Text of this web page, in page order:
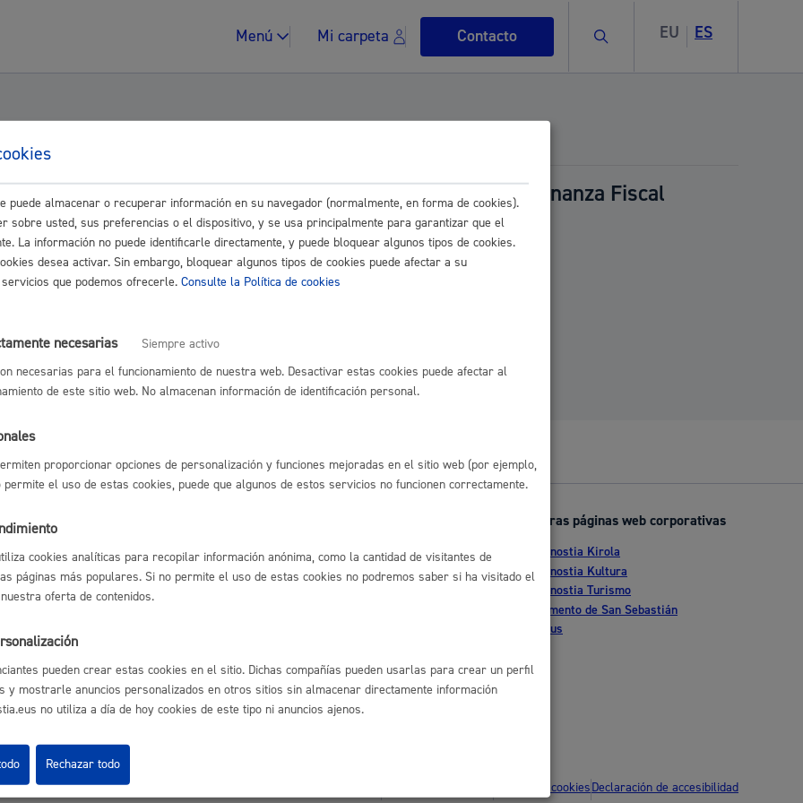
Menú Mi carpeta Contacto Buscar EU ES
Impuestos y multas
el Grupo Elkarrekin Donostia, de modificación de la Ordenanza Fiscal
Inmuebles. (Suprimir letra a) del Art.23). (ORER-25)
Ofertas de empleo
Perfil del contratante
Otras páginas web corporativas
Donostia Kirola
Donostia Kultura
Donostia Turismo
Fomento de San Sebastián
Dbus
Ijentea 1,
Política de cookiesDeclaración de accesibilidad
puede almacenar o recuperar información en su navegador (normalmente, en forma de cookies).
sobre usted, sus preferencias o el dispositivo, y se usa principalmente para garantizar que el
La información no puede identificarle directamente, y puede bloquear algunos tipos de cookies.
desea activar. Sin embargo, bloquear algunos tipos de cookies puede afectar a su
que podemos ofrecerle. Consulte la Política de cookies
necesarias
Siempre activo
necesarias para el funcionamiento de nuestra web. Desactivar estas cookies puede afectar al
de este sitio web. No almacenan información de identificación personal.
proporcionar opciones de personalización y funciones mejoradas en el sitio web (por ejemplo,
permite el uso de estas cookies, puede que algunos de estos servicios no funcionen correctamente.
cookies analíticas para recopilar información anónima, como la cantidad de visitantes de
páginas más populares. Si no permite el uso de estas cookies no podremos saber si ha visitado el
oferta de contenidos.
pueden crear estas cookies en el sitio. Dichas compañías pueden usarlas para crear un perfil
y mostrarle anuncios personalizados en otros sitios sin almacenar directamente información
no utiliza a día de hoy cookies de este tipo ni anuncios ajenos.
Rechazar todo